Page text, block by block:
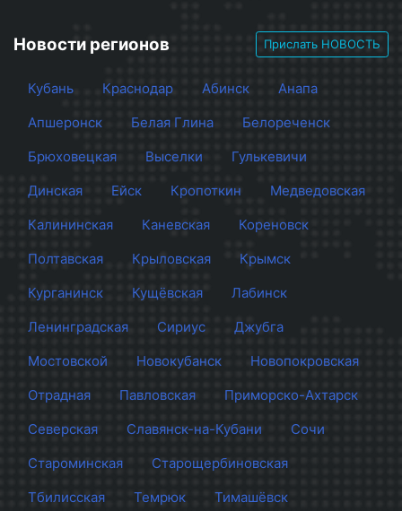
Новости регионов Прислать НОВОСТЬ
Кубань Краснодар Абинск
Анапа
Апшеронск
Белая Глина
Белореченск
Брюховецкая
Выселки
Гулькевичи
Динская
Ейск Кропоткин
Медведовская
Калининская
Каневская
Кореновск
Полтавская
Крыловская
Крымск
Курганинск
Кущёвская
Лабинск
Ленинградская
Сириус
Джубга
Мостовской
Новокубанск
Новопокровская
Отрадная
Павловская
Приморско-Ахтарск
Северская
Славянск-на-Кубани
Сочи
Староминская
Старощербиновская
Тбилисская
Темрюк Тимашёвск